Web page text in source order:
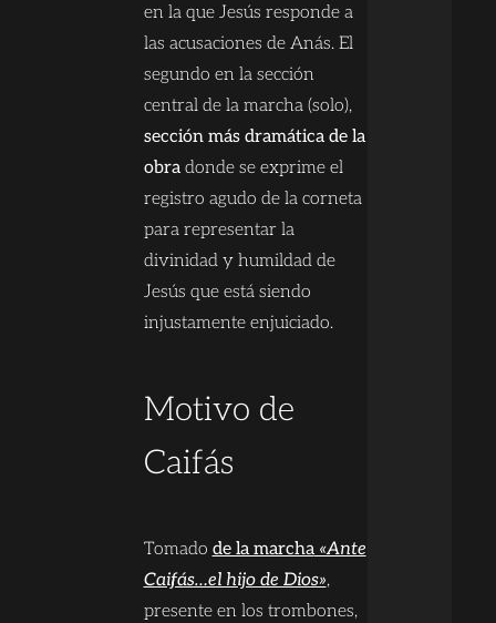
en la que Jesús responde a
las acusaciones de Anás. El
segundo en la sección
central de la marcha (solo),
sección más dramática de la
obradonde se exprime el
registro agudo de la corneta
para representar la
divinidad y humildad de
Jesús que está siendo
injustamente enjuiciado.
Motivo de
Caifás
Tomado de la marcha«Ante
Caifás…el hijo de Dios»,
presente en los trombones,